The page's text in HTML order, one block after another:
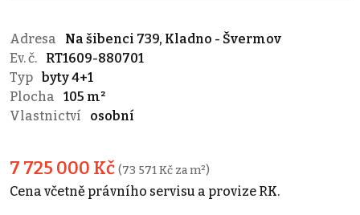
Adresa
Na šibenci 739, Kladno - Švermov
Ev. č.
RT1609-880701
Typ byty 4+1
Plocha
105 m²
Vlastnictví
osobní
7 725 000 Kč (73 571 Kč za m²)
Cena včetně právního servisu a provize RK.